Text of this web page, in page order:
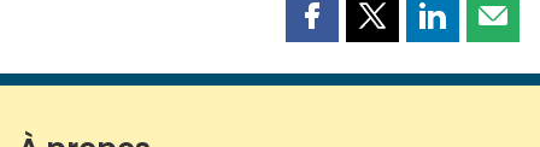
Partager
page
Partager
page
Partager
page page